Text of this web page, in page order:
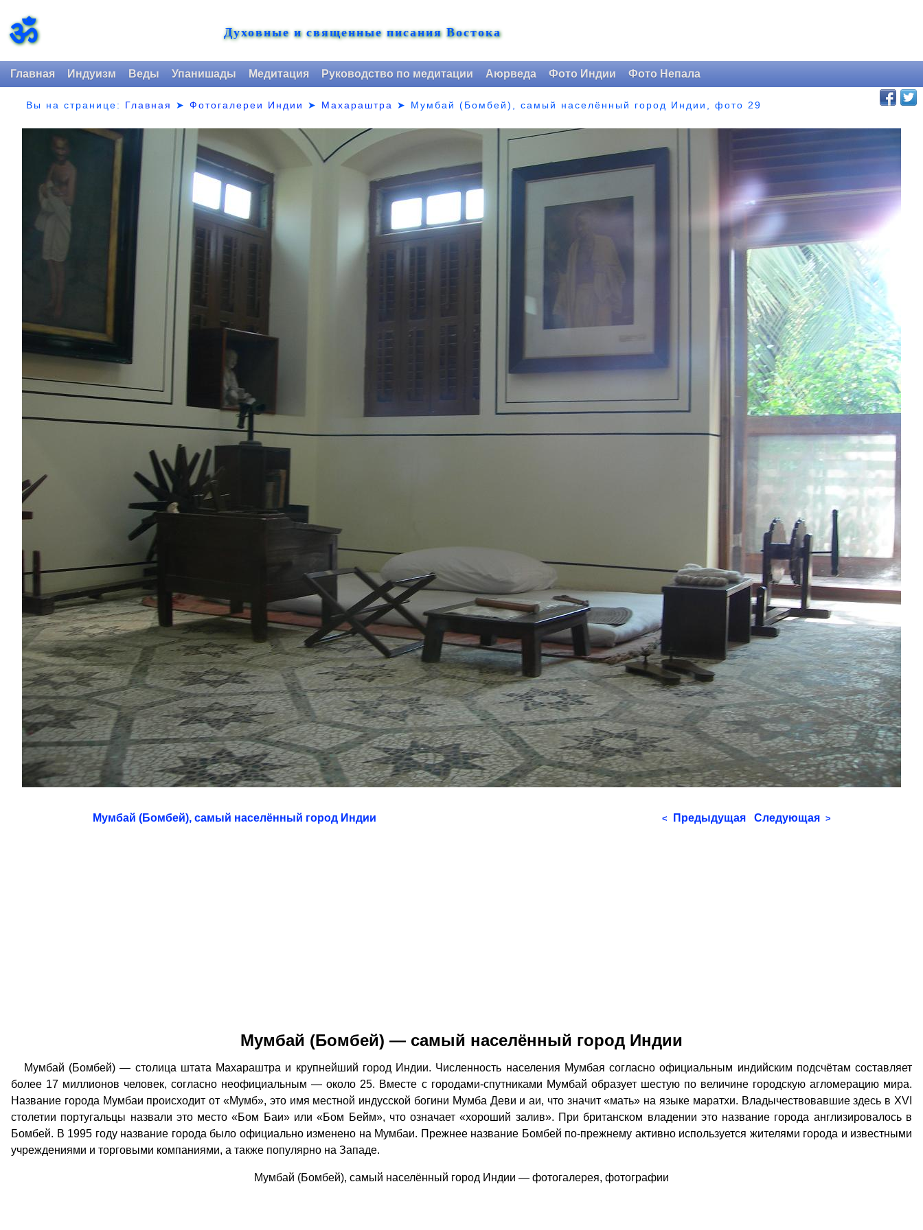
ॐ Духовные и священные писания Востока
Главная Индуизм Веды Упанишады Медитация Руководство по медитации Аюрведа Фото Индии Фото Непала
Вы на странице: Главная ➤Фотогалереи Индии ➤ Махараштра ➤ Мумбай (Бомбей), самый населённый город Индии, фото 29
Мумбай (Бомбей), самый населённый город Индии < Предыдущая Следующая >
Мумбай (Бомбей) — самый населённый город Индии
Мумбай (Бомбей) — столица штата Махараштра и крупнейший город Индии. Численность населения Мумбая согласно официальным индийским подсчётам составляет
более 17 миллионов человек, согласно неофициальным — около 25. Вместе с городами-спутниками Мумбай образует шестую по величине городскую агломерацию мира.
Название города Мумбаи происходит от «Мумб», это имя местной индусской богини Мумба Деви и аи, что значит «мать» на языке маратхи. Владычествовавшие здесь в XVI
столетии португальцы назвали это место «Бом Баи» или «Бом Бейм», что означает «хороший залив». При британском владении это название города англизировалось в
Бомбей. В 1995 году название города было официально изменено на Мумбаи. Прежнее название Бомбей по-прежнему активно используется жителями города и известными
учреждениями и торговыми компаниями, а также популярно на Западе.
Мумбай (Бомбей), самый населённый город Индии — фотогалерея, фотографии